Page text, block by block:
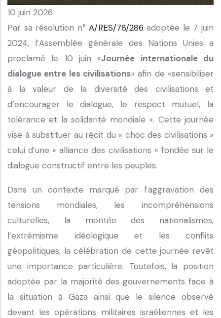
10 juin 2026
Par sa résolution n° A/RES/78/286 adoptée le 7 juin
2024, l’Assemblée générale des Nations Unies a
proclamé le 10 juin «Journée internationale du
dialogue entre les civilisations» afin de «sensibiliser
à la valeur de la diversité des civilisations et
d’encourager le dialogue, le respect mutuel, la
tolérance et la solidarité mondiale ». Cette journée
vise à substituer au récit du « choc des civilisations »
celui d’une « alliance des civilisations » fondée sur le
dialogue constructif entre les peuples.
Dans un contexte marqué par l’aggravation des
tensions mondiales, les incompréhensions
culturelles, la montée des nationalismes,
l’extrémisme idéologique et les conflits
géopolitiques, la célébration de cette journée revêt
une importance particulière. Toutefois, la position
adoptée par la majorité des gouvernements face à
la situation à Gaza ainsi que le silence observé
devant les opérations militaires israéliennes et les